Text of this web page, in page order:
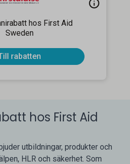
hos First Aid
Sweden
rabatten
hos First Aid
utbildningar, produkter och
HLR och säkerhet. Som